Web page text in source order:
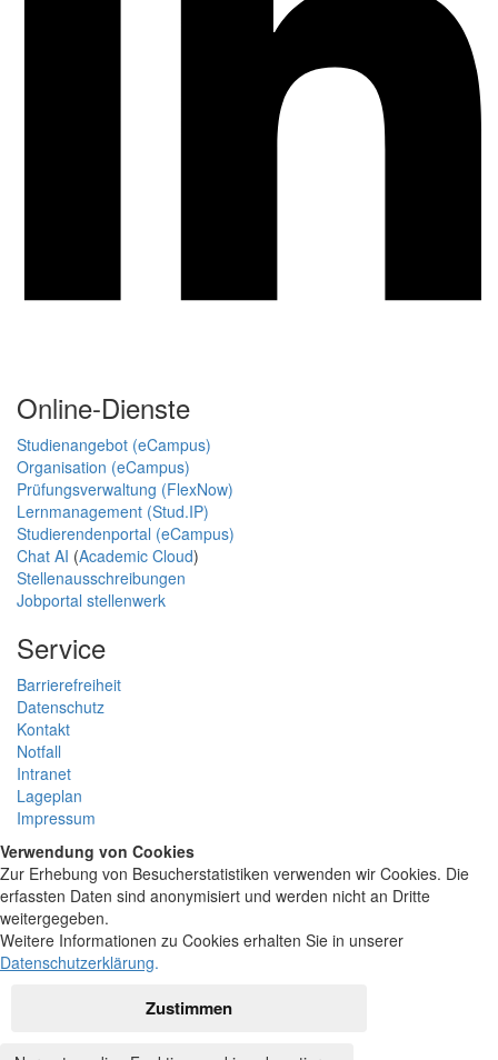
Online-Dienste
Studienangebot (eCampus)
Organisation (eCampus)
Prüfungsverwaltung (FlexNow)
Lernmanagement (Stud.IP)
Studierendenportal (eCampus)
Chat AI (Academic Cloud)
Stellenausschreibungen
Jobportal stellenwerk
Service
Barrierefreiheit
Datenschutz
Kontakt
Notfall
Intranet
Lageplan
Impressum
Verwendung von Cookies
Zur Erhebung von Besucherstatistiken verwenden wir Cookies. Die
erfassten Daten sind anonymisiert und werden nicht an Dritte
weitergegeben.
Weitere Informationen zu Cookies erhalten Sie in unserer
Datenschutzerklärung.
Zustimmen